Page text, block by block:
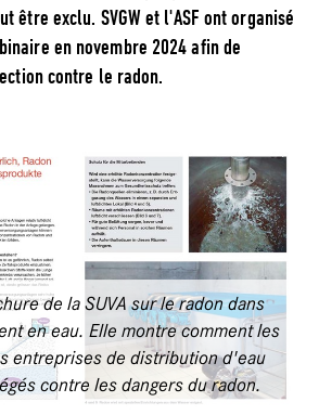
être exclu. SVGW et l'ASF ont organisé
en novembre 2024 afin de
contre le radon.
de la SUVA sur le radon dans
en eau. Elle montre comment les
entreprises de distribution d'eau
contre les dangers du radon.